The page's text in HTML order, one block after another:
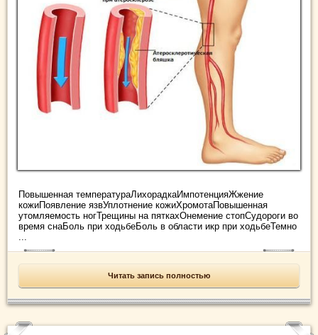
Повышенная температураЛихорадкаИмпотенцияЖжение
кожиПоявление язвУплотнение кожиХромотаПовышенная
утомляемость ногТрещины на пяткахОнемение стопСудороги во
время снаБоль при ходьбеБоль в области икр при ходьбеТемно
Читать запись полностью